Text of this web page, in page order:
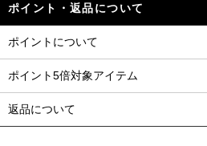
ポイント・返品について
ポイントについて
ポイント5倍対象アイテム
返品について